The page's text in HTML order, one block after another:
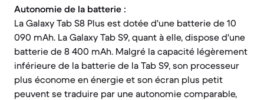
Autonomie de la batterie :
La Galaxy Tab S8 Plus est dotée d'une batterie de 10
090 mAh. La Galaxy Tab S9, quant à elle, dispose d'une
batterie de 8 400 mAh. Malgré la capacité légèrement
inférieure de la batterie de la Tab S9, son processeur
plus économe en énergie et son écran plus petit
peuvent se traduire par une autonomie comparable,